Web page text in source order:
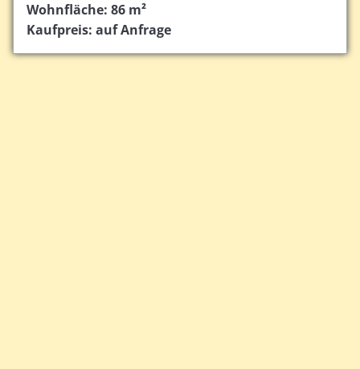
Wohnfläche: 86 m²
Kaufpreis: auf Anfrage